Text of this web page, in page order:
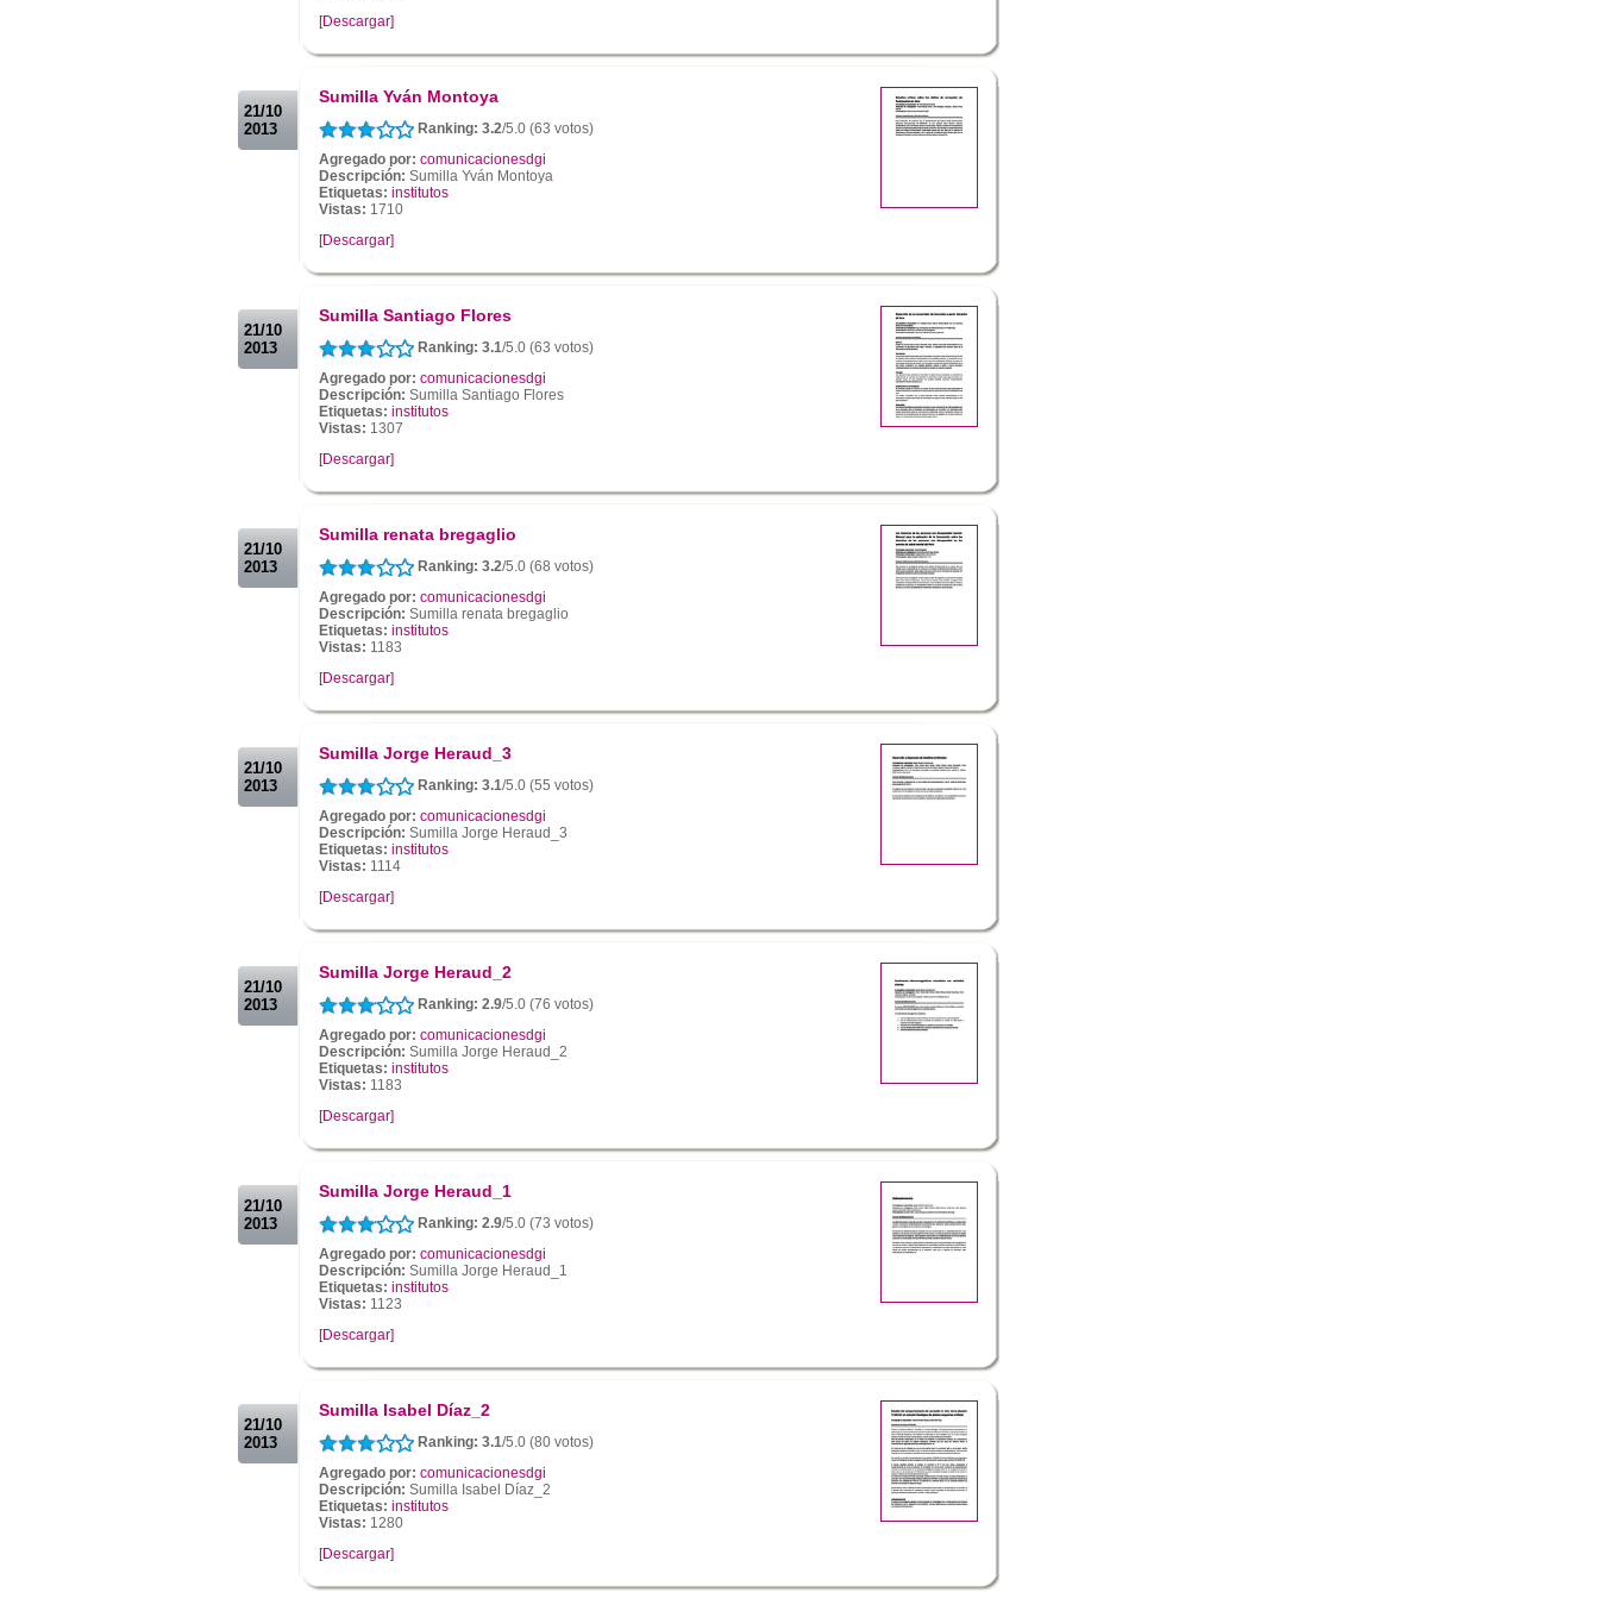
[Descargar]
21/10
2013
Sumilla Yván Montoya
Ranking: 3.2/5.0 (63 votos)
Agregado por: comunicacionesdgi
Descripción: Sumilla Yván Montoya
Etiquetas: institutos
Vistas: 1710
[Descargar]
21/10
2013
Sumilla Santiago Flores
Ranking: 3.1/5.0 (63 votos)
Agregado por: comunicacionesdgi
Descripción: Sumilla Santiago Flores
Etiquetas: institutos
Vistas: 1307
[Descargar]
21/10
2013
Sumilla renata bregaglio
Ranking: 3.2/5.0 (68 votos)
Agregado por: comunicacionesdgi
Descripción: Sumilla renata bregaglio
Etiquetas: institutos
Vistas: 1183
[Descargar]
21/10
2013
Sumilla Jorge Heraud_3
Ranking: 3.1/5.0 (55 votos)
Agregado por: comunicacionesdgi
Descripción: Sumilla Jorge Heraud_3
Etiquetas: institutos
Vistas: 1114
[Descargar]
21/10
2013
Sumilla Jorge Heraud_2
Ranking: 2.9/5.0 (76 votos)
Agregado por: comunicacionesdgi
Descripción: Sumilla Jorge Heraud_2
Etiquetas: institutos
Vistas: 1183
[Descargar]
21/10
2013
Sumilla Jorge Heraud_1
Ranking: 2.9/5.0 (73 votos)
Agregado por: comunicacionesdgi
Descripción: Sumilla Jorge Heraud_1
Etiquetas: institutos
Vistas: 1123
[Descargar]
21/10
2013
Sumilla Isabel Díaz_2
Ranking: 3.1/5.0 (80 votos)
Agregado por: comunicacionesdgi
Descripción: Sumilla Isabel Díaz_2
Etiquetas: institutos
Vistas: 1280
[Descargar]